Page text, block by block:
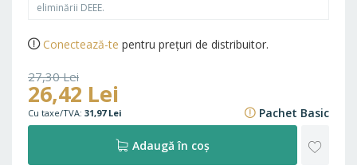
eliminării DEEE.
Conectează-te pentru prețuri de distribuitor.
27,30 Lei
33,03 Lei
26,42 Lei
31,97 Lei Pachet Basic
Adaugă în coș